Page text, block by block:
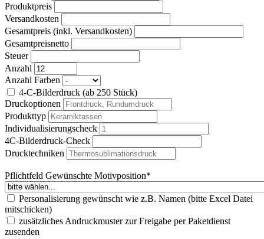
Produktpreis
Versandkosten
Gesamtpreis (inkl. Versandkosten)
Gesamtpreisnetto
Steuer
Anzahl
Anzahl Farben
4-C-Bilderdruck (ab 250 Stück)
Druckoptionen
Produkttyp
Individualisierungscheck
4C-Bilderdruck-Check
Drucktechniken
Pflichtfeld Gewünschte Motivposition*
Personalisierung gewünscht wie z.B. Namen (bitte Excel Datei
mitschicken)
zusätzliches Andruckmuster zur Freigabe per Paketdienst
zusenden